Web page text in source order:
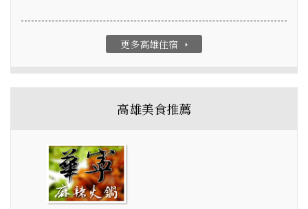
更多高雄住宿 arrow_right
高雄美食推薦